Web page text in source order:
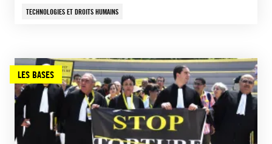
TECHNOLOGIES ET DROITS HUMAINS
LES BASES